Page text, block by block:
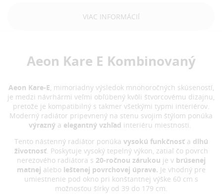
VIAC INFORMÁCIÍ
Aeon Kare E Kombinovaný
Aeon Kare-E, mimoriadny výsledok mnohoročných skúseností,
je medzi návrhármi veľmi obľúbený kvôli štvorcovému dizajnu,
pretože je kompatibilný s takmer všetkými typmi interiérov.
Moderný radiátor pripevnený na stenu svojim štýlom ponúka
výrazný a elegantný vzhľad interiéru miestnosti.
Tento nástenný radiátor ponúka vysokú funkčnosťa dlhú
životnosť. Poskytuje vysoký tepelný výkon, zatiaľ čo povrch
nerezového radiátora s 20-ročnou zárukou je v brúsenej
matnej alebo leštenej povrchovej úprave. Je vhodný pre
umiestnenie pod okno pri konštantnej výške 60 cm s
možnosťou šírky od 39 do 179 cm.